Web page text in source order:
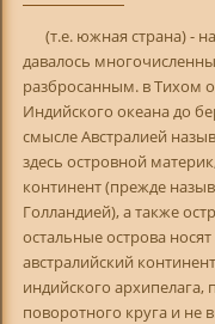
(т.е. южная страна) -
давалось
разбросанным. в Тихом
Индийского океана до
смысле Австралией
здесь островной
континент (прежде
Голландией), а также
остальные острова
австралийский
индийского
поворотного круга и не